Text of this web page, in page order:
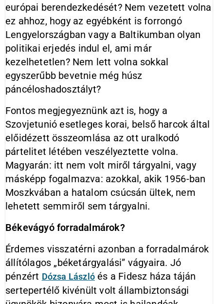
európai berendezkedését? Nem vezetett volna
ez ahhoz, hogy az egyébként is forrongó
Lengyelországban vagy a Baltikumban olyan
politikai erjedés indul el, ami már
kezelhetetlen? Nem lett volna sokkal
egyszerűbb bevetnie még húsz
páncéloshadosztályt?
Fontos megjegyeznünk azt is, hogy a
Szovjetunió esetleges korai, belső harcok által
előidézett összeomlása az ott uralkodó
pártelitet létében veszélyeztette volna.
Magyarán: itt nem volt miről tárgyalni, vagy
másképp fogalmazva: azokkal, akik 1956-ban
Moszkvában a hatalom csúcsán ültek, nem
lehetett semmiről sem tárgyalni.
Békevágyó forradalmárok?
Érdemes visszatérni azonban a forradalmárok
állítólagos „béketárgyalási” vágyaira. Jó
pénzért Dózsa László és a Fidesz háza táján
sertepertélő kivénült volt állambiztonsági